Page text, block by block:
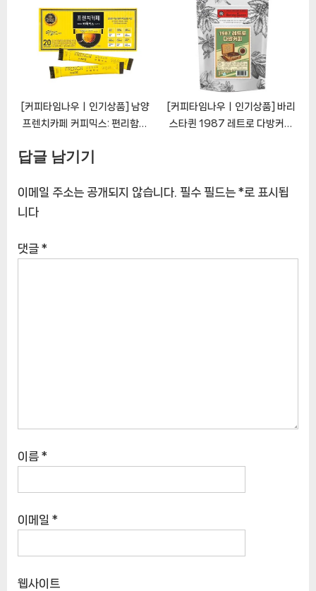
[CoffeeTimeNOWㅣ추천상
품]
[CoffeeTimeNOWㅣ추천상
품]
[커피타임나우ㅣ인기상품] 남양
프렌치카페 커피믹스: 편리함과
[CoffeeTimeNOWㅣ추천상
[커피타임나우ㅣ인기상품] 바리
스타퀸 1987 레트로 다방커피
답글 남기기
이메일 주소는 공개되지 않습니다. 필수 필드는 *로 표시됩
니다
댓글 *
이름 *
이메일 *
웹사이트